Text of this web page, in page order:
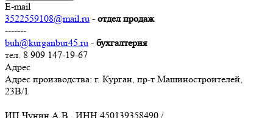
E-mail
3522559108@mail.ru - отдел продаж
-------
buh@kurganbur45.ru - бухгалтерия
тел. 8 909 147-19-67
Адрес
Адрес производства: г. Курган, пр-т Машиностроителей,
23В/1
ИП Чунин А.В. ИНН 450139358490 /